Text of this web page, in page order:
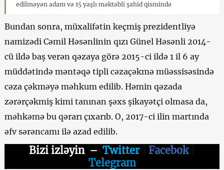
edilməyən adam və 15 yaşlı məktəbli şahid qismində
Bundan sonra, müxalifətin keçmiş prezidentliyə
namizədi Cəmil Həsənlinin qızı Günel Həsənli 2014-
cü ildə baş verən qəzaya görə 2015-ci ildə 1 il 6 ay
müddətində məntəqə tipli cəzaçəkmə müəssisəsində
cəza çəkməyə məhkum edilib. Həmin qəzada
zərərçəkmiş kimi tanınan şəxs şikayətçi olmasa da,
məhkəmə bu qərarı çıxarıb. O, 2017-ci ilin martında
əfv sərəncamı ilə azad edilib.
Bizi izləyin– Twitter| Facebok
Telegram